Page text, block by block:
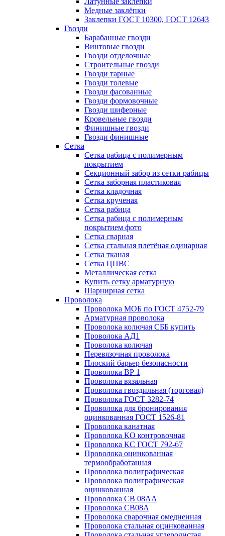
Медные заклёпки
Заклепки ГОСТ 10300, ГОСТ 12643
Гвозди
Барабанные гвозди
Винтовые гвозди
Гвозди отделочные
Строительные гвозди
Гвозди тарные
Гвозди толевые
Гвозди фасованные
Гвозди формовочные
Гвозди шиферные
Кровельные гвозди
Финишные гвозди
Гвозди финишные
Сетка
Сетка рабица с полимерным
покрытием
Секционный забор из сетки рабицы
Сетка заборная пластиковая
Сетка кладочная
Сетка крученая
Сетка рабица
Сетка рабица с полимерным
покрытием фото
Сетка сварная
Сетка стальная плетёная одинарная
Сетка тканая
Сетка ЦПВС
Металлическая сетка
Купить сетку арматурную
Шарнирная сетка
Проволока
Проволока МОБ по ГОСТ 4752-79
Арматурная проволока
Проволока колючая СББ купить
Проволока АД1
Проволока колючая
Перевязочная проволока
Плоский барьер безопасности
Проволока ВР 1
Проволока вязальная
Проволока гвоздильная (торговая)
Проволока ГОСТ 3282-74
Проволока для бронирования
оцинкованная ГОСТ 1526-81
Проволока канатная
Проволока КО контровочная
Проволока КС ГОСТ 792-67
Проволока оцинкованная
термообработанная
Проволока полиграфическая
Проволока полиграфическая
оцинкованная
Проволока СВ 08АА
Проволока СВ08А
Проволока сварочная омедненная
Проволока стальная оцинкованная